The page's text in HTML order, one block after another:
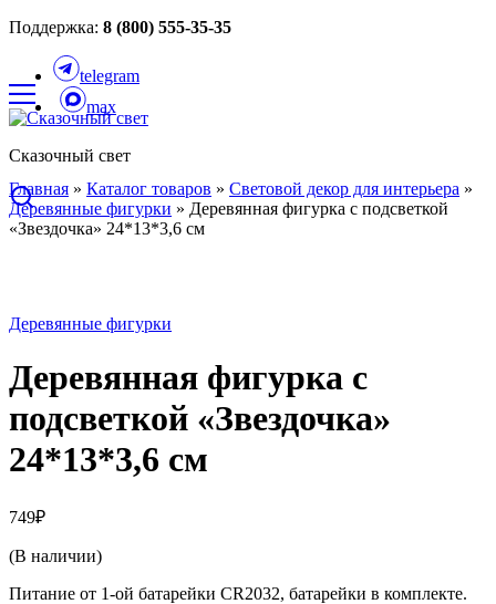
Поддержка: 8 (800) 555-35-35
telegram
max
Сказочный свет
Главная » Каталог товаров » Световой декор для интерьера »
Деревянные фигурки » Деревянная фигурка с подсветкой
«Звездочка» 24*13*3,6 см
Деревянные фигурки
Деревянная фигурка с
подсветкой «Звездочка»
24*13*3,6 см
749₽
(В наличии)
Питание от 1-ой батарейки CR2032, батарейки в комплекте.